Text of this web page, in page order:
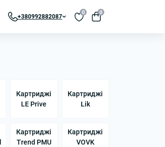
+380992882087
0 0
Картриджі
LE Prive
Картриджі
Lik
Картриджі
Trend PMU
Картриджі
VOVK